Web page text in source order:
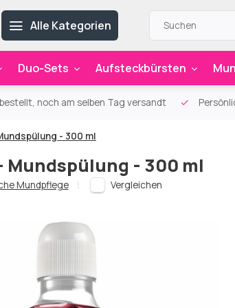
Alle Kategorien
Duo-Sets Aufsteckbürsten
noch am selben Tag versandt
- 300 ml
Mundspülung - 300 ml
Mundpflege Vergleichen